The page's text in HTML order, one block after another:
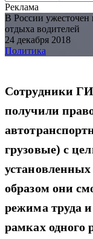
Реклама
В России ужесточен
отдыха водителей
24 декабря 2018
Политика
Сотрудники
получили
грузовые) с
образом они
режима труда
рамках одного